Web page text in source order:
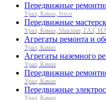
Передвижные
Урал, Камаз, Iveco
Передвижные
Урал, Камаз, Shacman, ГАЗ,
Агрегаты ремонта и
Урал, Камаз
Агрегаты наземного
Урал, Камаз
Передвижные
Урал, Камаз
Передвижные
Урал, Камаз